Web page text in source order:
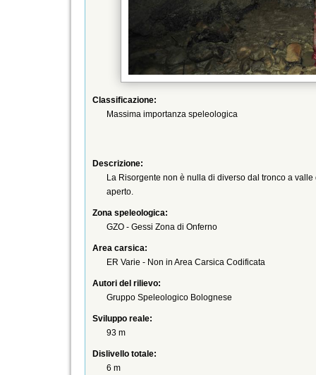
Classificazione:
Massima importanza speleologica
Descrizione:
La Risorgente non è nulla di diverso dal tronco a
aperto.
Zona speleologica:
GZO - Gessi Zona di Onferno
Area carsica:
ER Varie - Non in Area Carsica Codificata
Autori del rilievo:
Gruppo Speleologico Bolognese
Sviluppo reale:
93 m
Dislivello totale:
6 m